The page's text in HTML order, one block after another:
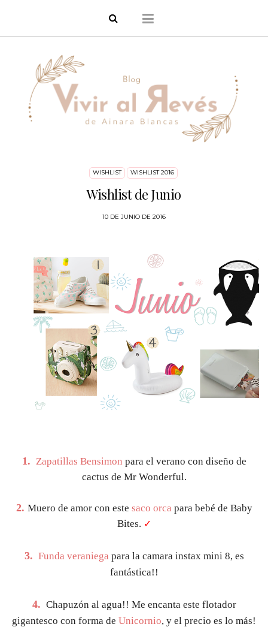
WISHLIST WISHLIST 2016
Wishlist de Junio
10 DE JUNIO DE 2016
1. Zapatillas Bensimon para el verano con diseño de
cactus de Mr Wonderful.
2. Muero de amor con este saco orca para bebé de Baby
Bites. ✓
3. Funda veraniega para la camara instax mini 8, es
fantástica!!
4. Chapuzón al agua!! Me encanta este flotador
gigantesco con forma de Unicornio, y el precio es lo más!